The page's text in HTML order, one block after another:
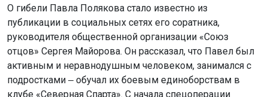
О гибели Павла Полякова стало известно из
публикации в социальных сетях его соратника,
руководителя общественной организации «Союз
отцов» Сергея Майорова. Он рассказал, что Павел был
активным и неравнодушным человеком, занимался с
подростками ‒ обучал их боевым единоборствам в
клубе «Северная Спарта». С начала спецоперации